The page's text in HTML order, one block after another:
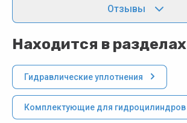
Отзывы
Находится в разделах
Гидравлические уплотнения
Комплектующие для гидроцилиндров